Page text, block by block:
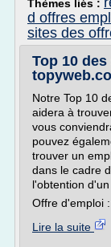
Thèmes liés :
d offres
sites des
Top 10
Notre Top 10
aidera à
vous
pouvez
trouver un
dans le cadre
l'obtention d'un
Offre d'emploi
Lire la suite